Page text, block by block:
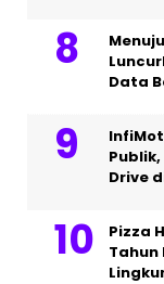
Data
Drive
Pizza
Tahun